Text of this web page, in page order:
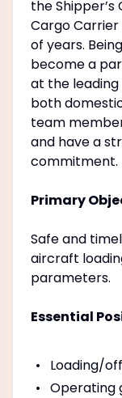
the
Cargo
of years.
become a
at the
both
team
and have a
commitment.
Primary
Safe and
aircraft
parameters.
Essential
Loading/
Operating